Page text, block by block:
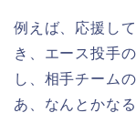
例えば、応援し
き、エース投手
し、相手チーム
あ、なんとかな